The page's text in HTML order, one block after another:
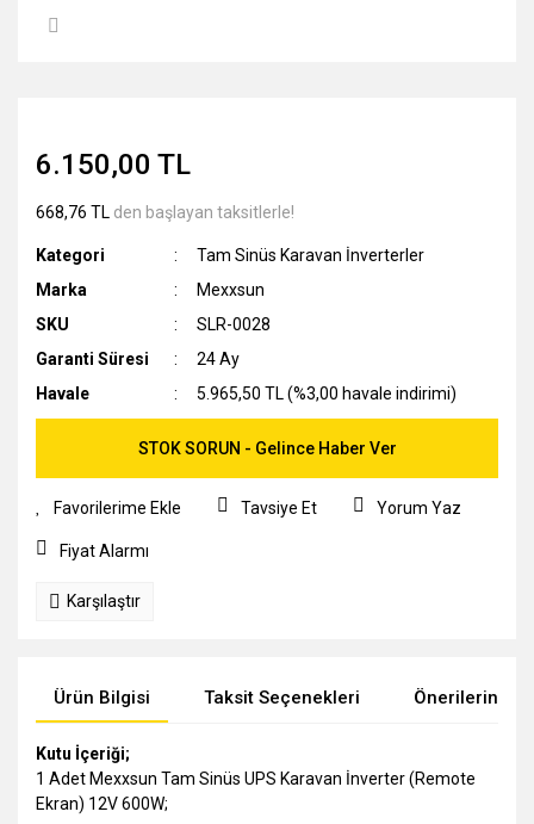
6.150,00 TL
668,76 TL den başlayan taksitlerle!
Kategori
Tam Sinüs Karavan İnverterler
Marka
Mexxsun
SKU
SLR-0028
Garanti Süresi
24 Ay
Havale
5.965,50 TL (%3,00 havale indirimi)
STOK SORUN - Gelince Haber Ver
Tavsiye Et Yorum Yaz
Fiyat Alarmı
Karşılaştır
Ürün Bilgisi Taksit Seçenekleri Önerileriniz
Kutu İçeriği;
1 Adet Mexxsun Tam Sinüs UPS Karavan İnverter (Remote
Ekran) 12V 600W;